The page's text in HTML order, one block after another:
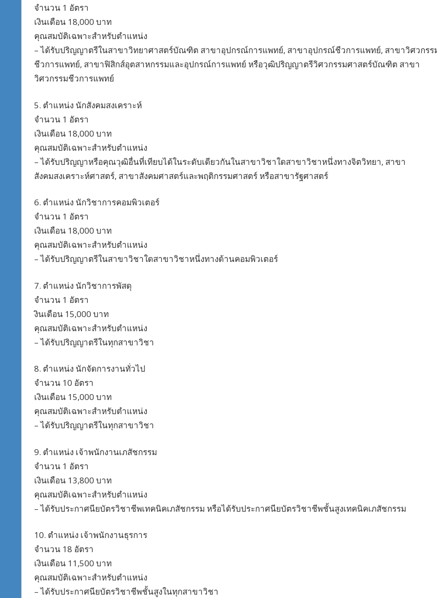
จำนวน 1 อัตรา
เงินเดือน 18,000 บาท
คุณสมบัติเฉพาะสำหรับตำแหน่ง
– ได้รับปริญญาตรีในสาขาวิทยาศาสตร์บัณฑิต สาขาอุปกรณ์การแพทย์, สาขาอุปกรณ์ชีวการแพทย์, สาขาวิศวกรร
ชีวการแพทย์, สาขาฟิสิกส์อุตสาหกรรมและอุปกรณ์การแพทย์ หรือวุฒิปริญญาตรีวิศวกรรมศาสตร์บัณฑิต สาขา
วิศวกรรมชีวการแพทย์
5. ตำแหน่ง นักสังคมสงเคราะห์
จำนวน 1 อัตรา
เงินเดือน 18,000 บาท
คุณสมบัติเฉพาะสำหรับตำแหน่ง
– ได้รับปริญญาหรือคุณวุฒิอื่นที่เทียบได้ในระดับเดียวกันในสาขาวิชาใดสาขาวิชาหนึ่งทางจิตวิทยา, สาขา
สังคมสงเคราะห์ศาสตร์, สาขาสังคมศาสตร์และพฤติกรรมศาสตร์ หรือสาขารัฐศาสตร์
6. ตำแหน่ง นักวิชาการคอมพิวเตอร์
จำนวน 1 อัตรา
เงินเดือน 18,000 บาท
คุณสมบัติเฉพาะสำหรับตำแหน่ง
– ได้รับปริญญาตรีในสาขาวิชาใดสาขาวิชาหนึ่งทางด้านคอมพิวเตอร์
7. ตำแหน่ง นักวิชาการพัสดุ
จำนวน 1 อัตรา
งินเดือน 15,000 บาท
คุณสมบัติเฉพาะสำหรับตำแหน่ง
– ได้รับปริญญาตรีในทุกสาขาวิชา
8. ตำแหน่ง นักจัดการงานทั่วไป
จำนวน 10 อัตรา
เงินเดือน 15,000 บาท
คุณสมบัติเฉพาะสำหรับตำแหน่ง
– ได้รับปริญญาตรีในทุกสาขาวิชา
9. ตำแหน่ง เจ้าพนักงานเภสัชกรรม
จำนวน 1 อัตรา
เงินเดือน 13,800 บาท
คุณสมบัติเฉพาะสำหรับตำแหน่ง
– ได้รับประกาศนียบัตรวิชาชีพเทคนิคเภสัชกรรม หรือได้รับประกาศนียบัตรวิชาชีพชั้นสูงเทคนิคเภสัชกรรม
10. ตำแหน่ง เจ้าพนักงานธุรการ
จำนวน 18 อัตรา
เงินเดือน 11,500 บาท
คุณสมบัติเฉพาะสำหรับตำแหน่ง
– ได้รับประกาศนียบัตรวิชาชีพชั้นสูงในทุกสาขาวิชา